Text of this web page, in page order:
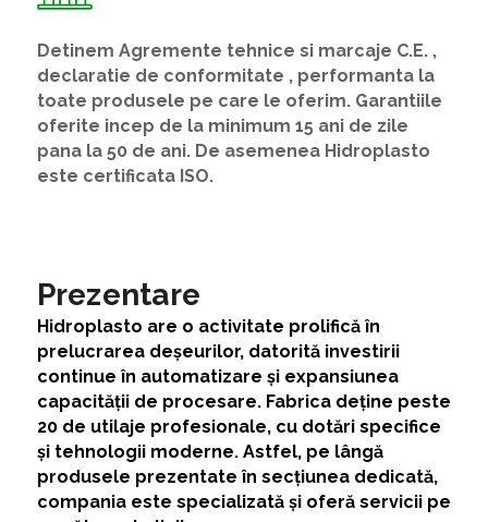
Detinem Agremente tehnice si marcaje C.E. ,
declaratie de conformitate , performanta la
toate produsele pe care le oferim. Garantiile
oferite incep de la minimum 15 ani de zile
pana la 50 de ani. De asemenea Hidroplasto
este certificata ISO.
Prezentare
Hidroplasto are o activitate prolifică în
prelucrarea deșeurilor, datorită investirii
continue în automatizare și expansiunea
capacității de procesare. Fabrica deține peste
20 de utilaje profesionale, cu dotări specifice
și tehnologii moderne. Astfel, pe lângă
produsele prezentate în secțiunea dedicată,
compania este specializată și oferă servicii pe